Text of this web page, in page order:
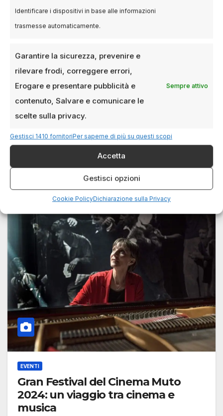
Identificare i dispositivi in base alle informazioni
trasmesse automaticamente.
Garantire la sicurezza, prevenire e
rilevare frodi, correggere errori,
Erogare e presentare pubblicità e
contenuto, Salvare e comunicare le
scelte sulla privacy.
Sempre attivo
Gestisci 1410 fornitoriPer saperne di più su questi scopi
Accetta
Gestisci opzioni
Cookie PolicyDichiarazione sulla Privacy
«Qui è altrove: Buchi nella realtà»:
il teatro in carcere arriva al Cinema
Ariosto di Milano
26 NOVEMBRE 2024 LUCA TALOTTA
Gianfranco Pannone e Armando Punzo
raccontano il potere trasformativo dell’arte in un
evento speciale Il 27 novembre, il Cinema
EVENTI
Gran Festival del Cinema Muto
2024: un viaggio tra cinema e
musica